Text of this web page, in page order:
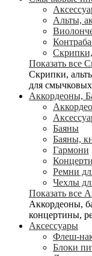
Альты,
Показать все
Скрипки,
для
Аккордеоны,
Баяны
Баяны,
Гармони
Ремни
Чехлы
Показать все
Аккордеоны,
концертины,
Аксессуары
Флеш-
Блоки